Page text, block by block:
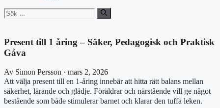
Sök
efter:
Present till 1 åring – Säker, Pedagogisk och Praktisk
Gåva
Av Simon Persson · mars 2, 2026
Att välja present till en 1-åring innebär att hitta rätt balans mellan
säkerhet, lärande och glädje. Föräldrar och närstående vill ge något
bestående som både stimulerar barnet och klarar den tuffa leken.